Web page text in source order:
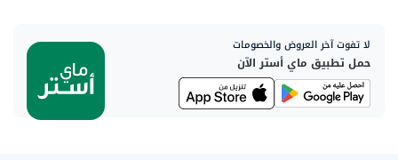
لا تفوت آخر العروض والخصومات
حمل تطبيق ماي أستر الآن